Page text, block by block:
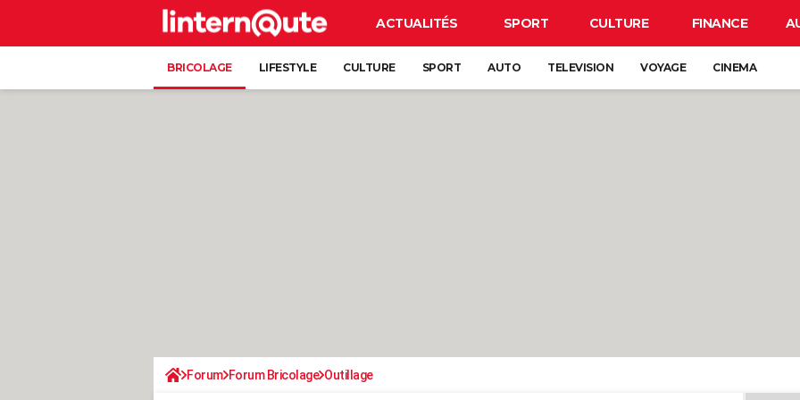
ACTUALITÉS SPORT CULTURE FINANCE
BRICOLAGE LIFESTYLE CULTURE SPORT AUTO TELEVISION VOYAGE CINEMA
Forum Forum Bricolage Outillage